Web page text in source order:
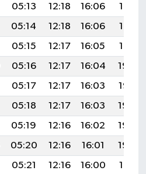
05:13 12:18 16:06
19:13
05:14 12:18 16:06
19:12
05:15 12:17 16:05
19:10
05:16 12:17 16:04
19:09
05:17 12:17 16:03
19:07
05:18 12:17 16:03
19:06
05:19 12:16 16:02
19:04
05:20 12:16 16:01
19:03
05:21 12:16 16:00 19:01